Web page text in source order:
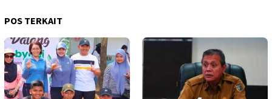
POS TERKAIT